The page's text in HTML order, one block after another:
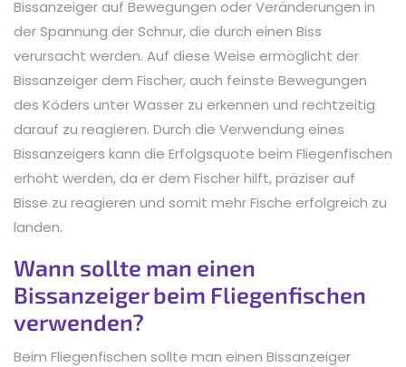
Bissanzeiger auf Bewegungen oder Veränderungen in
der Spannung der Schnur, die durch einen Biss
verursacht werden. Auf diese Weise ermöglicht der
Bissanzeiger dem Fischer, auch feinste Bewegungen
des Köders unter Wasser zu erkennen und rechtzeitig
darauf zu reagieren. Durch die Verwendung eines
Bissanzeigers kann die Erfolgsquote beim Fliegenfischen
erhöht werden, da er dem Fischer hilft, präziser auf
Bisse zu reagieren und somit mehr Fische erfolgreich zu
landen.
Wann sollte man einen
Bissanzeiger beim Fliegenfischen
verwenden?
Beim Fliegenfischen sollte man einen Bissanzeiger